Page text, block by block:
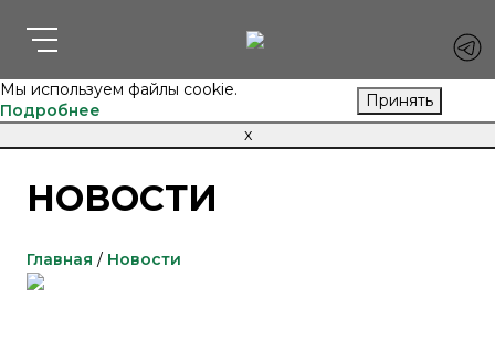
Мы используем файлы cookie.
Подробнее
Принять
x
НОВОСТИ
Главная / Новости